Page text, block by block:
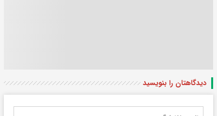
دیدگاهتان را بنویسید